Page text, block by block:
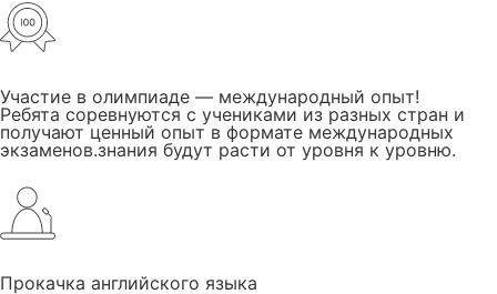
Участие в олимпиаде — международный опыт!
Ребята соревнуются с учениками из разных стран и
получают ценный опыт в формате международных
экзаменов.знания будут расти от уровня к уровню.
Прокачка английского языка